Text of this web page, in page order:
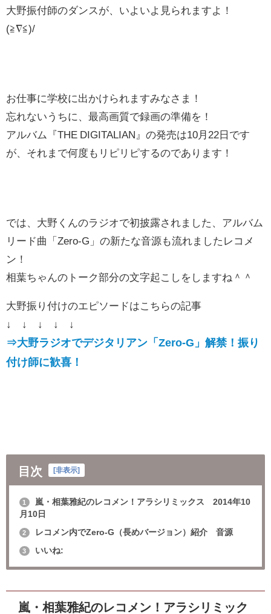
大野振付師のダンスが、いよいよ見られますよ！
(≧∇≦)/
お仕事に学校に出かけられますみなさま！
忘れないうちに、最高画質で録画の準備を！
アルバム『THE DIGITALIAN』の発売は10月22日です
が、それまで何度もリピリピするのであります！
では、大野くんのラジオで初披露されました、アルバム
リード曲「Zero-G」の新たな音源も流れましたレコメ
ン！
相葉ちゃんのトーク部分の文字起こしをしますね＾＾
大野振り付けのエピソードはこちらの記事
↓ ↓ ↓ ↓ ↓
⇒大野ラジオでデジタリアン「Zero-G」解禁！振り
付け師に歓喜！
目次 [非表示]
1
嵐・相葉雅紀のレコメン！アラシリミックス 2014年10
月10日
2 レコメン内でZero-G（長めバージョン）紹介 音源
3 いいね:
嵐・相葉雅紀のレコメン！アラシリミック